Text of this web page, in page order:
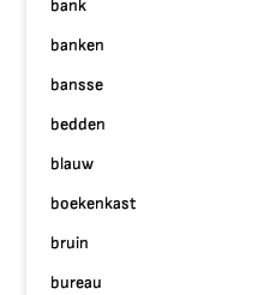
bank
banken
bansse
bedden
blauw
boekenkast
bruin
bureau